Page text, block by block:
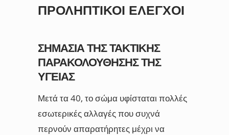
ΠΡΟΛΗΠΤΙΚΟΊ ΈΛΕΓΧΟΙ
ΣΗΜΑΣΊΑ ΤΗΣ ΤΑΚΤΙΚΉΣ
ΠΑΡΑΚΟΛΟΎΘΗΣΗΣ ΤΗΣ
ΥΓΕΊΑΣ
Μετά τα 40, το σώμα υφίσταται πολλές
εσωτερικές αλλαγές που συχνά
περνούν απαρατήρητες μέχρι να